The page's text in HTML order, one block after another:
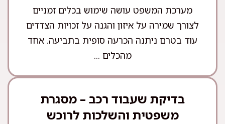
מערכת המשפט עושה שימוש בכלים זמניים
לצורך שמירה על איזון והגנה על זכויות הצדדים
עוד בטרם ניתנה הכרעה סופית בתביעה. אחד
מהכלים ...
בדיקת שעבוד רכב – מסגרת
משפטית והשלכות לרוכש